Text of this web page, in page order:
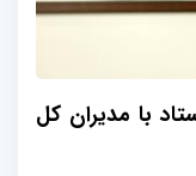
با مدیران کل